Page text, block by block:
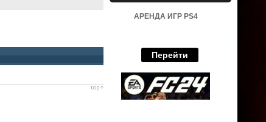
АРЕНДА ИГР PS4
Перейти